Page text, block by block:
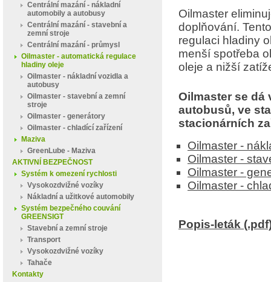
Centrální mazání - nákladní
automobily a autobusy
Centrální mazání - stavební a
zemní stroje
Centrální mazání - průmysl
Oilmaster - automatická regulace
hladiny oleje
Oilmaster - nákladní vozidla a
autobusy
Oilmaster - stavební a zemní
stroje
Oilmaster - generátory
Oilmaster - chladící zařízení
Maziva
GreenLube - Maziva
AKTIVNÍ BEZPEČNOST
Systém k omezení rychlosti
Vysokozdvižné vozíky
Nákladní a užitkové automobily
Systém bezpečného couvání
GREENSIGT
Stavební a zemní stroje
Transport
Vysokozdvižné vozíky
Tahače
Kontakty
Oilmaster
doplňování.
regulaci hladiny
menší spotřeba
oleje a nižší
Oilmaster se dá
autobusů, ve
stacionárních
Oilmaster -
Oilmaster -
Oilmaster -
Oilmaster -
Popis-leták